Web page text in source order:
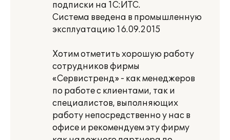
подписки на 1С:ИТС.
Система введена в промышленную
эксплуатацию 16.09.2015
Хотим отметить хорошую работу
сотрудников фирмы
«Сервистренд» - как менеджеров
по работе с клиентами, так и
специалистов, выполняющих
работу непосредственно у нас в
офисе и рекомендуем эту фирму